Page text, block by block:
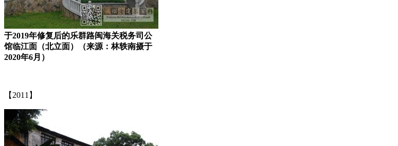
于2019年修复后的乐群路闽海关税务司公
馆临江面（北立面）（来源：林轶南摄于
2020年6月）
【2011】